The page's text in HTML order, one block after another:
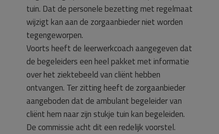
tuin. Dat de personele bezetting met regelmaat
wijzigt kan aan de zorgaanbieder niet worden
tegengeworpen.
Voorts heeft de leerwerkcoach aangegeven dat
de begeleiders een heel pakket met informatie
over het ziektebeeld van cliënt hebben
ontvangen. Ter zitting heeft de zorgaanbieder
aangeboden dat de ambulant begeleider van
cliënt hem naar zijn stukje tuin kan begeleiden.
De commissie acht dit een redelijk voorstel.